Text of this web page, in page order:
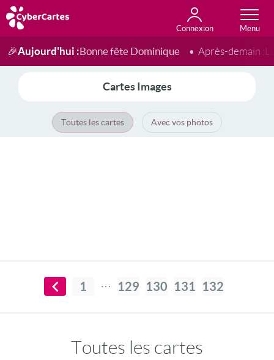
Connexion
Anniversaire
Fête du jour
Amour
Amitié
Merci
Toutes les cartes
🎉Aujourd'hui :Bonne fête Dominique Après-demain :
Cartes Images
Toutes les cartes Avec vos photos
1 129 130 131 132
Toutes les cartes